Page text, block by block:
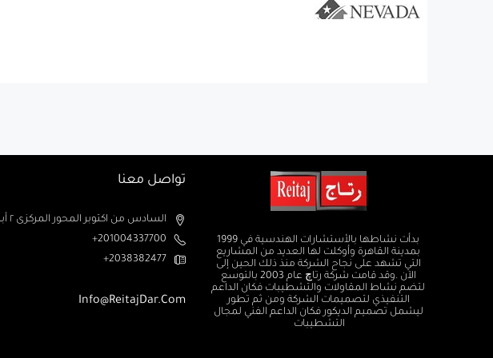
بدأت نشاطها بالأستشارات الهندسية في 1999
بمدينة القاهرة وأوكلت لها العديد من المشاريع
التي تشهد على نجاح الشركة منذ ذلك الحين إلى
الآن .وقد قامت شركة رتاچ عام 2003 بالتوسع
لتضم نشاط المقاولات والتشطيبات فكان الداعم
التنفيذي لتصميمات الشركة ومن ثم تطور
ليشمل تصميم الديكور فكان الداعم الفني لمجال
التشطيبات
تواصل معنا
السادس من اكتوبر المحور المركزى ٢ أبراج الشركة العالمية (ابراج عزيز ميخائيل) – الدور 2 مكتب رتاج
201004337700+
2038382477+
Info@ReitajDar.com